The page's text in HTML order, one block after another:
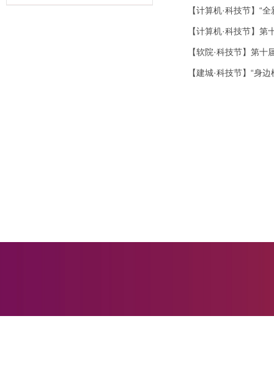
【计算机·科技节】“
【计算机·科技节】
【软院·科技节】第
【建城·科技节】“身